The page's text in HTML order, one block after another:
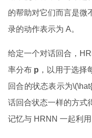
的帮助对它们而言是微
录的动作表示为 A。
给定一个对话回合，
率分布 p ，以用于选择
回合的状态表示为
话回合状态一样的方式
记忆与 HRNN 一起利用